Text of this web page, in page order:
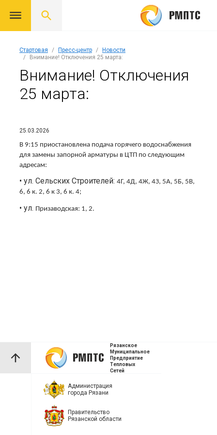
Стартовая Пресс-центр
Новости
Внимание! Отключения 25 марта:
Внимание! Отключения
25 марта:
25.03.2026
В 9:15 приостановлена подача горячего водоснабжения
для замены запорной арматуры в ЦТП по следующим
адресам:
• ул. Сельских Строителей: 4Г, 4Д, 4Ж, 4З, 5А, 5Б, 5В,
6, 6 к. 2, 6 к 3, 6 к. 4;
• ул. Призаводская: 1, 2.
Рязанское
Муниципальное
Предприятие
Тепловых
Сетей
Администрация
города Рязани
Правительство
Рязанской области